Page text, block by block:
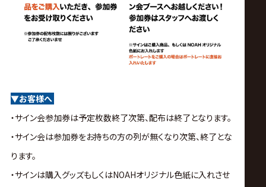
▼お客様へ
・サイン会参加券は予定枚数終了次第、配布は終了となります。
・サイン会は参加券をお持ちの方の列が無くなり次第、終了とな
ります。
・サインは購入グッズもしくはNOAHオリジナル色紙に入れさせ